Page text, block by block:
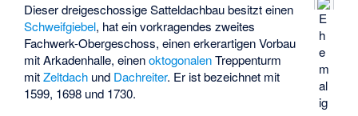
E
h
e
m
al
ig
Dieser dreigeschossige Satteldachbau besitzt einen
Schweifgiebel, hat ein vorkragendes zweites
Fachwerk-Obergeschoss, einen erkerartigen Vorbau
mit Arkadenhalle, einenoktogonalenTreppenturm
mitZeltdach und Dachreiter. Er ist bezeichnet mit
1599, 1698 und 1730.